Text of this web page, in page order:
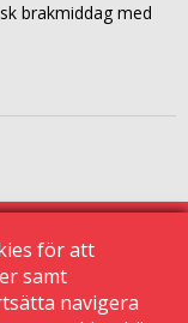
brakmiddag med
för att
samt
navigera